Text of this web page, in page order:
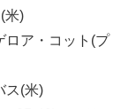
米)
ア・コット(プ
(米)